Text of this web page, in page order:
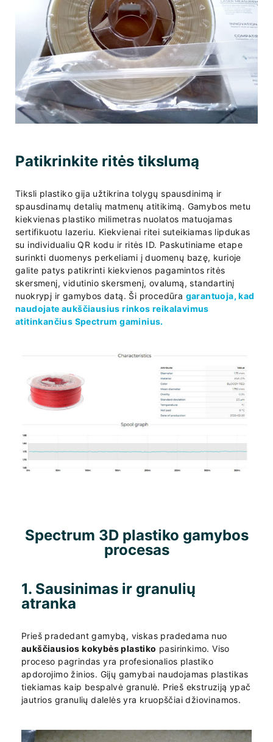
Patikrinkite ritės tikslumą
Tiksli plastiko gija užtikrina tolygų spausdinimą ir
spausdinamų detalių matmenų atitikimą. Gamybos metu
kiekvienas plastiko milimetras nuolatos matuojamas
sertifikuotu lazeriu. Kiekvienai ritei suteikiamas lipdukas
su individualiu QR kodu ir ritės ID. Paskutiniame etape
surinkti duomenys perkeliami į duomenų bazę, kurioje
galite patys patikrinti kiekvienos pagamintos ritės
skersmenį, vidutinio skersmenį, ovalumą, standartinį
nuokrypį ir gamybos datą. Ši procedūra garantuoja, kad
naudojate aukščiausius rinkos reikalavimus
atitinkančius Spectrum gaminius.
Spectrum 3D plastiko gamybos
procesas
1. Sausinimas ir granulių
atranka
Prieš pradedant gamybą, viskas pradedama nuo
aukščiausios kokybės plastiko pasirinkimo. Viso
proceso pagrindas yra profesionalios plastiko
apdorojimo žinios. Gijų gamybai naudojamas plastikas
tiekiamas kaip bespalvė granulė. Prieš ekstruziją ypač
jautrios granulių dalelės yra kruopščiai džiovinamos.